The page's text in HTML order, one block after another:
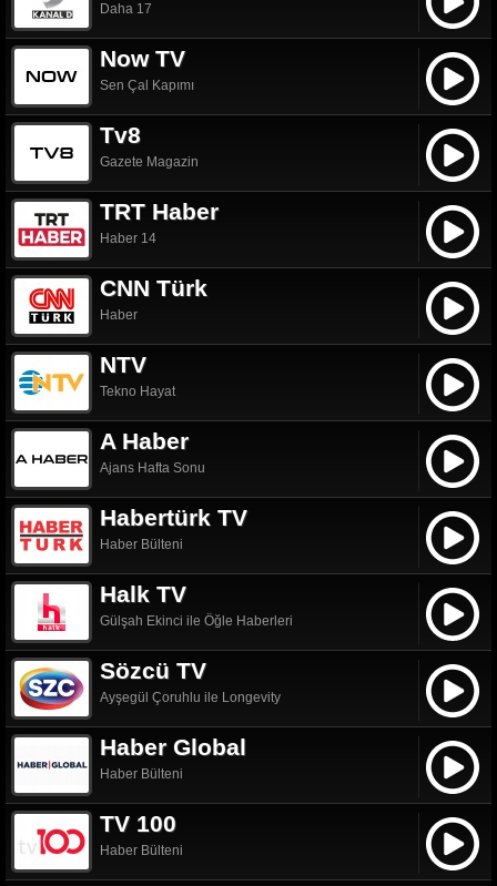
Daha 17
Now TV
Sen Çal Kapımı
Tv8
Gazete Magazin
TRT Haber
Haber 14
CNN Türk
Haber
NTV
Tekno Hayat
A Haber
Ajans Hafta Sonu
Habertürk TV
Haber Bülteni
Halk TV
Gülşah Ekinci ile Öğle Haberleri
Sözcü TV
Ayşegül Çoruhlu ile Longevity
Haber Global
Haber Bülteni
TV 100
Haber Bülteni